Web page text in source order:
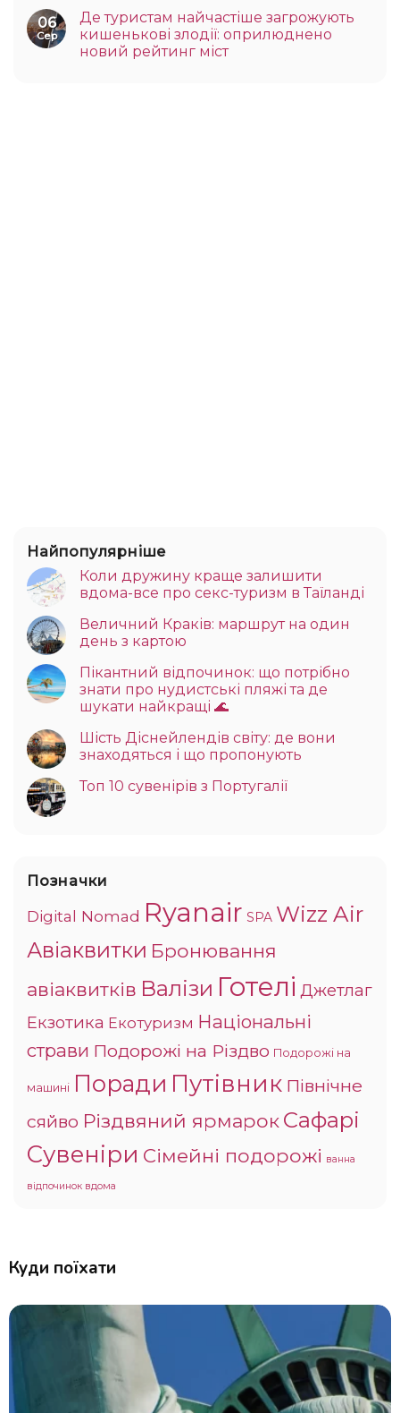
06
Сер
Де туристам найчастіше загрожують
кишенькові злодії: оприлюднено
новий рейтинг міст
Найпопулярніше
Коли дружину краще залишити
вдома-все про секс-туризм в Таїланді
Величний Краків: маршрут на один
день з картою
Пікантний відпочинок: що потрібно
знати про нудистські пляжі та де
шукати найкращі 🌊
Шість Діснейлендів світу: де вони
знаходяться і що пропонують
Топ 10 сувенірів з Португалії
Позначки
Digital Nomad Ryanair SPA Wizz Air
Авіаквитки Бронювання
авіаквитків Валізи Готелі Джетлаг
Екзотика Екотуризм Національні
страви Подорожі на Різдво Подорожі на
машині Поради Путівник Північне
сяйво Різдвяний ярмарокСафарі
Сувеніри Сімейні подорожі ванна
відпочинок вдома
Куди поїхати